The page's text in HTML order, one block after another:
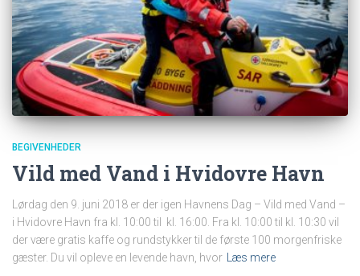
BEGIVENHEDER
Vild med Vand i Hvidovre Havn
Lørdag den 9. juni 2018 er der igen Havnens Dag – Vild med Vand –
i Hvidovre Havn fra kl. 10:00 til kl. 16:00. Fra kl. 10:00 til kl. 10:30 vil
der være gratis kaffe og rundstykker til de første 100 morgenfriske
gæster. Du vil opleve en levende havn, hvor Læs mere